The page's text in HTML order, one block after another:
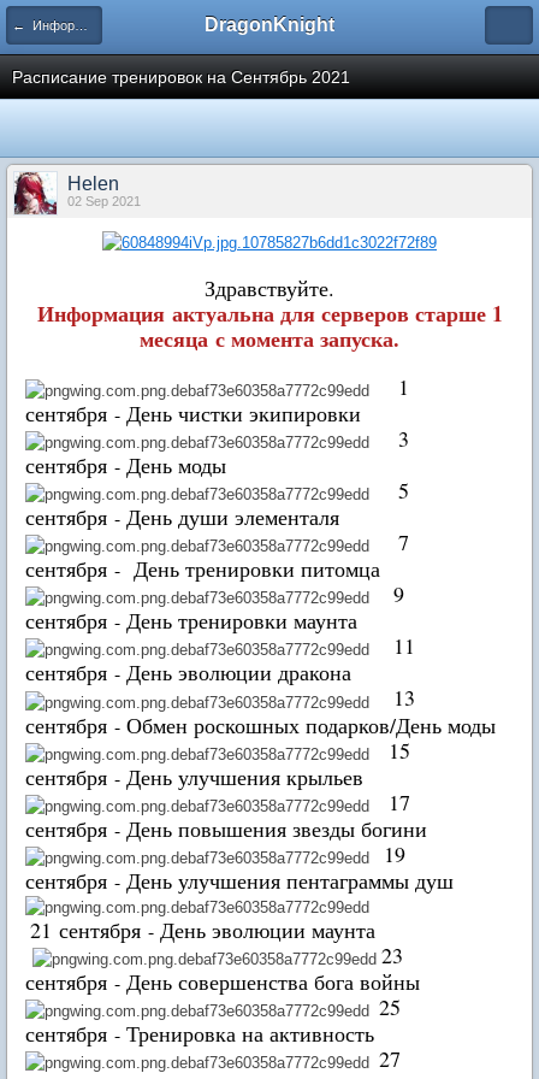
← Информация и гайды по игре DragonKnight
Расписание тренировок на Сентябрь 2021
Нelen
02 Sep 2021
Здравствуйте.
Информация актуальна для серверов старше 1
месяца с момента запуска.
1
сентября - День чистки экипировки
3
сентября - День моды
5
сентября - День души элементаля
7
сентября - День тренировки питомца
9
сентября - День тренировки маунта
11
сентября - День эволюции дракона
13
сентября - Обмен роскошных подарков/День моды
15
сентября - День улучшения крыльев
17
сентября - День повышения звезды богини
19
сентября - День улучшения пентаграммы душ
21 сентября - День эволюции маунта
23
сентября - День совершенства бога войны
25
сентября - Тренировка на активность
27